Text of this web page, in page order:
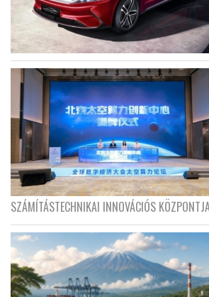
SZÁMÍTÁSTECHNIKAI INNOVÁCIÓS